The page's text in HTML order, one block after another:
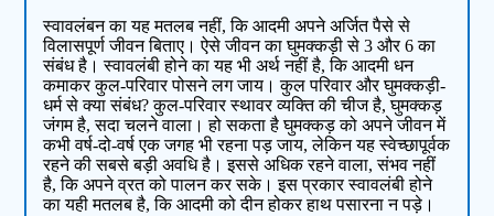
स्वावलंबन का यह मतलब नहीं, कि आदमी अपने अर्जित पैसे से
विलासपूर्ण जीवन बिताए। ऐसे जीवन का घुमक्कड़ी से 3 और 6 का
संबंध है। स्वावलंबी होने का यह भी अर्थ नहीं है, कि आदमी धन
कमाकर कुल-परिवार पोसने लग जाय। कुल परिवार और घुमक्कड़ी-
धर्म से क्या संबंध? कुल-परिवार स्‍थावर व्‍यक्ति की चीज है, घुमक्कड़
जंगम है, सदा चलने वाला। हो सकता है घुमक्कड़ को अपने जीवन में
कभी वर्ष-दो-वर्ष एक जगह भी रहना पड़ जाय, लेकिन यह स्‍वेच्‍छापूर्वक
रहने की सबसे बड़ी अवधि है। इससे अधिक रहने वाला, संभव नहीं
है, कि अपने व्रत को पालन कर सके। इस प्रकार स्वावलंबी होने
का यही मतलब है, कि आदमी को दीन होकर हाथ पसारना न पड़े।